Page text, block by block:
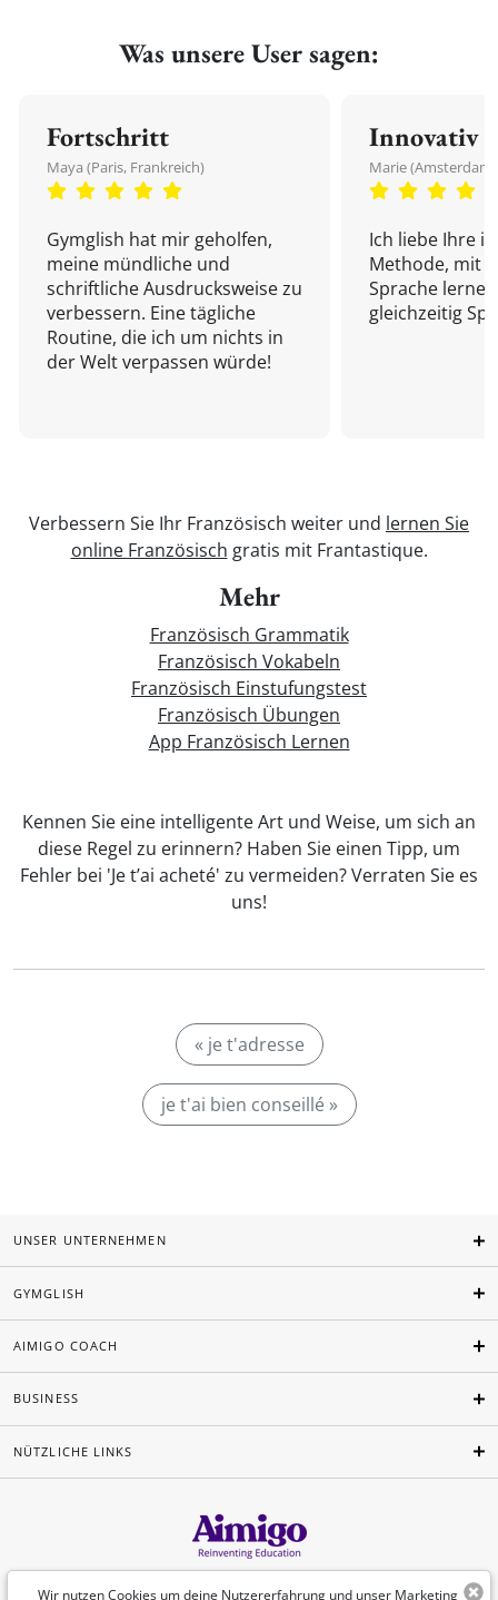
Was unsere User sagen:
Fortschritt
Maya (Paris, Frankreich)
Gymglish hat mir geholfen,
meine mündliche und
schriftliche Ausdrucksweise zu
verbessern. Eine tägliche
Routine, die ich um nichts in
der Welt verpassen würde!
Innovativ
Marie
Ich liebe Ihre
Methode, mit
Sprache
gleichzeitig
Verbessern Sie Ihr Französisch weiter und lernen Sie
online Französisch gratis mit Frantastique.
Mehr
Französisch Grammatik
Französisch Vokabeln
Französisch Einstufungstest
Französisch Übungen
App Französisch Lernen
Kennen Sie eine intelligente Art und Weise, um sich an
diese Regel zu erinnern? Haben Sie einen Tipp, um
Fehler bei 'Je t’ai acheté' zu vermeiden? Verraten Sie es
uns!
« je t'adresse
je t'ai bien conseillé »
Wir nutzen Cookies um deine Nutzererfahrung und unser Marketing
UNSER UNTERNEHMEN
GYMGLISH
AIMIGO COACH
BUSINESS
NÜTZLICHE LINKS
Deutsch